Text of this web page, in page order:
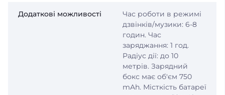
Додаткові можливості
Час роботи в режимі
дзвінків/музики: 6-8
годин. Час
заряджання: 1 год.
Радіус дії: до 10
метрів. Зарядний
бокс має об'єм 750
mAh. Місткість батареї